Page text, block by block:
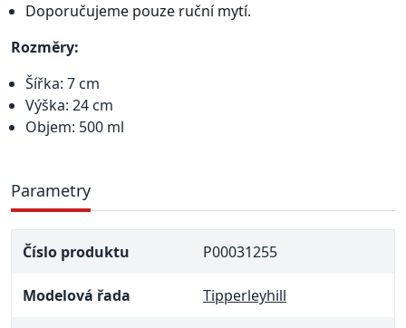
Doporučujeme pouze ruční mytí.
Rozměry:
Šířka: 7 cm
Výška: 24 cm
Objem: 500 ml
Parametry
Číslo produktu P00031255
Modelová řada Tipperleyhill